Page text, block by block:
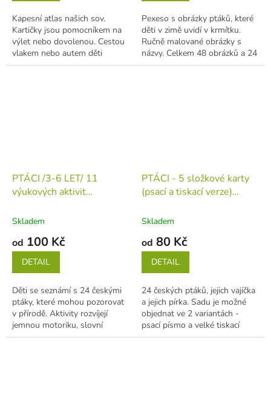
Kapesní atlas našich sov.
Kartičky jsou pomocníkem na
výlet nebo dovolenou. Cestou
vlakem nebo autem děti
seznámi s houbami naučí se je
Pexeso s obrázky ptáků, které
děti v zimě uvidí v krmítku.
Ručně malované obrázky s
názvy. Celkem 48 obrázků a 24
dvojic. Kartičky mají rozměry...
PTÁCI /3-6 LET/ 11
výukových aktivit
listech)
Skladem
od 100 Kč
DETAIL
Děti se seznámí s 24 českými
ptáky, které mohou pozorovat
v přírodě. Aktivity rozvíjejí
jemnou motoriku, slovní
zásobu, komunikaci, logické...
PTÁCI - 5 složkové karty
(psací a tiskací verze)
listech)
Skladem
od 80 Kč
DETAIL
24 českých ptáků, jejich vajíčka
a jejich pírka. Sadu je možné
objednat ve 2 variantách -
psací písmo a velké tiskací
písmo. Obě verze obsahují...